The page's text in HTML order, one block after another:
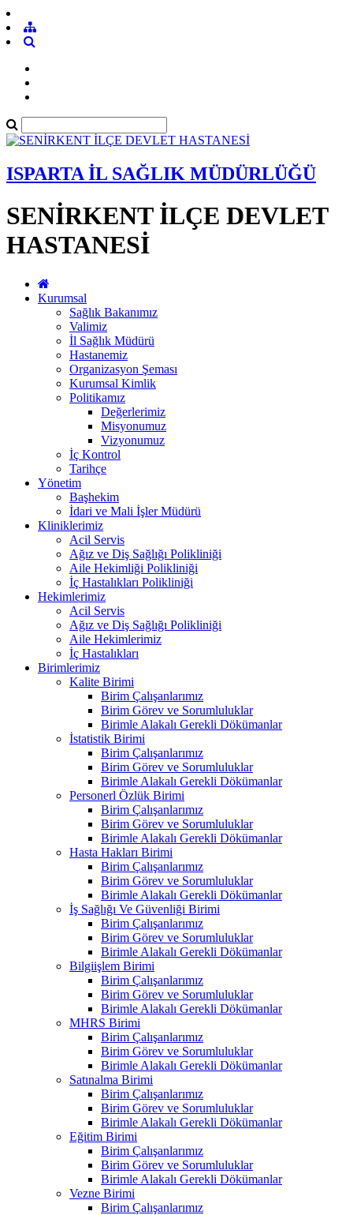
ISPARTA İL SAĞLIK MÜDÜRLÜĞÜ
SENİRKENT İLÇE DEVLET
HASTANESİ
Kurumsal
Sağlık Bakanımız
Valimiz
İl Sağlık Müdürü
Hastanemiz
Organizasyon Şeması
Kurumsal Kimlik
Politikamız
Değerlerimiz
Misyonumuz
Vizyonumuz
İç Kontrol
Tarihçe
Yönetim
Başhekim
İdari ve Mali İşler Müdürü
Kliniklerimiz
Acil Servis
Ağız ve Diş Sağlığı Polikliniği
Aile Hekimliği Polikliniği
İç Hastalıkları Polikliniği
Hekimlerimiz
Acil Servis
Ağız ve Diş Sağlığı Polikliniği
Aile Hekimlerimiz
İç Hastalıkları
Birimlerimiz
Kalite Birimi
Birim Çalışanlarımız
Birim Görev ve Sorumluluklar
Birimle Alakalı Gerekli Dökümanlar
İstatistik Birimi
Birim Çalışanlarımız
Birim Görev ve Sorumluluklar
Birimle Alakalı Gerekli Dökümanlar
Personerl Özlük Birimi
Birim Çalışanlarımız
Birim Görev ve Sorumluluklar
Birimle Alakalı Gerekli Dökümanlar
Hasta Hakları Birimi
Birim Çalışanlarımız
Birim Görev ve Sorumluluklar
Birimle Alakalı Gerekli Dökümanlar
İş Sağlığı Ve Güvenliği Birimi
Birim Çalışanlarımız
Birim Görev ve Sorumluluklar
Birimle Alakalı Gerekli Dökümanlar
Bilgiişlem Birimi
Birim Çalışanlarımız
Birim Görev ve Sorumluluklar
Birimle Alakalı Gerekli Dökümanlar
MHRS Birimi
Birim Çalışanlarımız
Birim Görev ve Sorumluluklar
Birimle Alakalı Gerekli Dökümanlar
Satınalma Birimi
Birim Çalışanlarımız
Birim Görev ve Sorumluluklar
Birimle Alakalı Gerekli Dökümanlar
Eğitim Birimi
Birim Çalışanlarımız
Birim Görev ve Sorumluluklar
Birimle Alakalı Gerekli Dökümanlar
Vezne Birimi
Birim Çalışanlarımız